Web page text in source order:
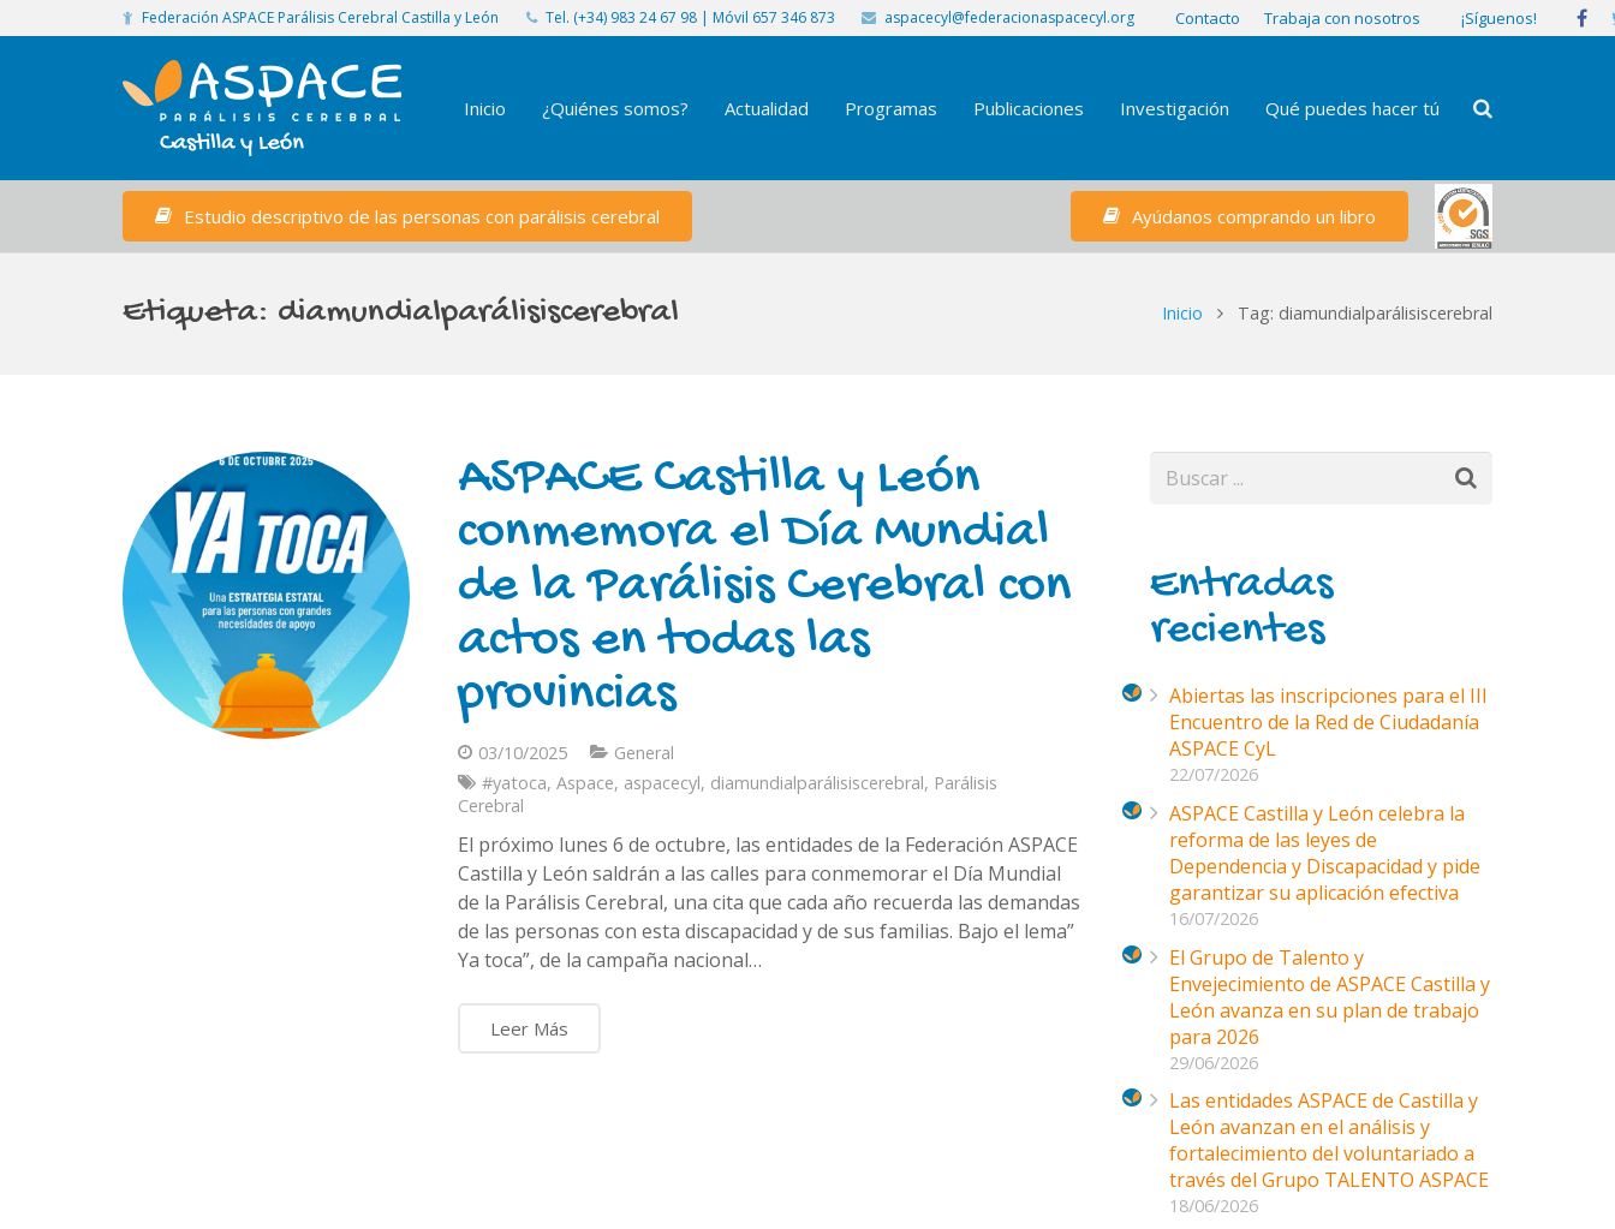
Federación ASPACE Parálisis Cerebral Castilla y León Tel. (+34) 983 24 67 98 | Móvil 657 346 873 aspacecyl@federacionaspacecyl.org Contacto Trabaja con nosotros ¡Síguenos!
Inicio ¿Quiénes somos? Actualidad Programas Publicaciones Investigación Qué puedes hacer tú
Estudio descriptivo de las personas con parálisis cerebral Ayúdanos comprando un libro
Etiqueta: diamundialparálisiscerebral Inicio Tag: diamundialparálisiscerebral
ASPACE Castilla y León
conmemora el Día Mundial
de la Parálisis Cerebral con
actos en todas las
provincias
03/10/2025
General
#yatoca,Aspace, aspacecyl, diamundialparálisiscerebral, Parálisis
Cerebral
El próximo lunes 6 de octubre, las entidades de la Federación ASPACE
Castilla y León saldrán a las calles para conmemorar el Día Mundial
de la Parálisis Cerebral, una cita que cada año recuerda las demandas
de las personas con esta discapacidad y de sus familias. Bajo el lema”
Ya toca”, de la campaña nacional…
Leer Más
Entradas
recientes
Abiertas las inscripciones para el III
Encuentro de la Red de Ciudadanía
ASPACE CyL
22/07/2026
ASPACE Castilla y León celebra la
reforma de las leyes de
Dependencia y Discapacidad y pide
garantizar su aplicación efectiva
16/07/2026
El Grupo de Talento y
Envejecimiento de ASPACE Castilla y
León avanza en su plan de trabajo
para 2026
29/06/2026
Las entidades ASPACE de Castilla y
León avanzan en el análisis y
fortalecimiento del voluntariado a
través del Grupo TALENTO ASPACE
18/06/2026